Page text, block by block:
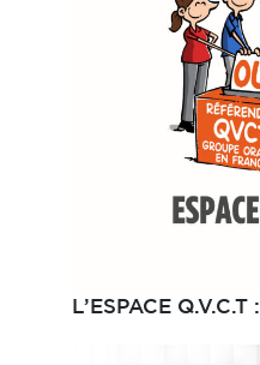
L’ESPACE Q.V.C.T :